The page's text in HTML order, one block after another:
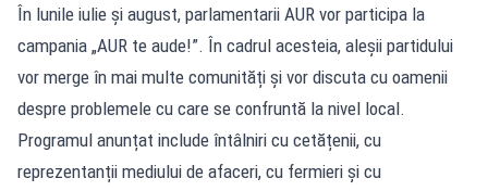
În lunile iulie și august, parlamentarii AUR vor participa la
campania „AUR te aude!”. În cadrul acesteia, aleșii partidului
vor merge în mai multe comunități și vor discuta cu oamenii
despre problemele cu care se confruntă la nivel local.
Programul anunțat include întâlniri cu cetățenii, cu
reprezentanții mediului de afaceri, cu fermieri și cu